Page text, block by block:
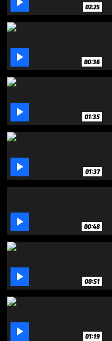
seconds
02:25
 00:36
 01:35
 01:37
 00:48
 00:51
 01:19